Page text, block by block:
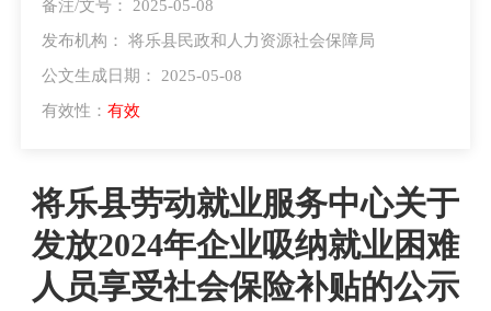
备注/文号： 2025-05-08
发布机构： 将乐县民政和人力资源社会保障局
公文生成日期： 2025-05-08
有效性： 有效
将乐县劳动就业服务中心关于
发放2024年企业吸纳就业困难
人员享受社会保险补贴的公示